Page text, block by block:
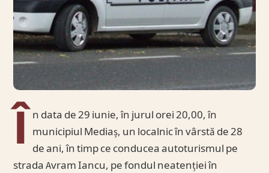
Î n data de 29 iunie, în jurul orei 20,00, în
municipiul Mediaș, un localnic în vârstă de 28
de ani, în timp ce conducea autoturismul pe
strada Avram Iancu, pe fondul neatenției în